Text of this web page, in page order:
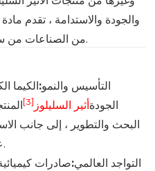
والجودة والاستدامة ، تقدم
من الصناعات من سليلوز الأثير في جميع أنحاء العالم.
التأسيس والنمو:الكيما
الجودةأثير السليلوز [3]
البحث والتطوير ، إلى جانب
عروض منتجاتها والوصول العالمي.
التواجد العالمي:صادرات